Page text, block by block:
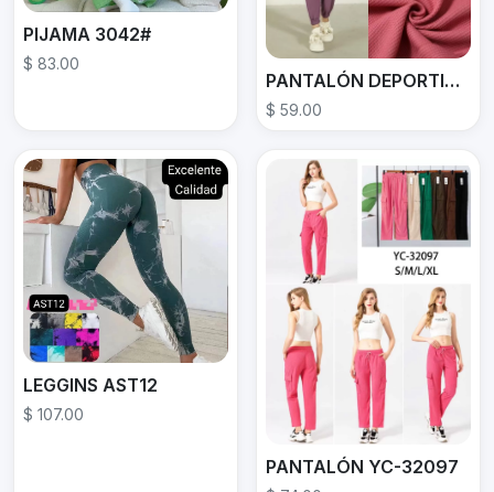
PIJAMA 3042#
$ 83.00
PANTALÓN DEPORTIVO B4501
$ 59.00
LEGGINS AST12
$ 107.00
PANTALÓN YC-32097